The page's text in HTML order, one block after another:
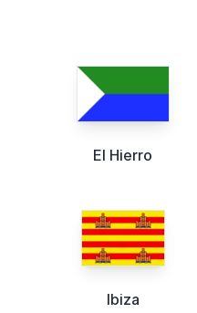
El Hierro
Ibiza